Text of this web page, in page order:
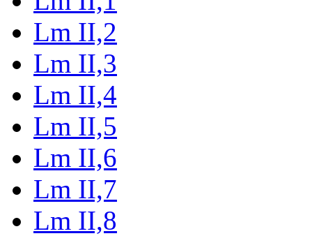
Lm II,2
Lm II,3
Lm II,4
Lm II,5
Lm II,6
Lm II,7
Lm II,8